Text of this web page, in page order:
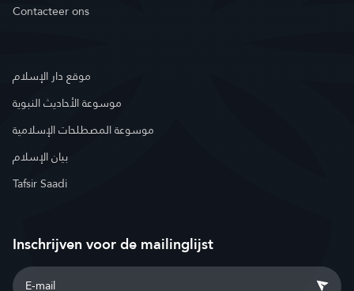
Contacteer ons
موقع دار الإسلام
موسوعة الأحاديث النبوية
موسوعة المصطلحات الإسلامية
بيان الإسلام
Tafsir Saadi
Inschrijven voor de mailinglijst